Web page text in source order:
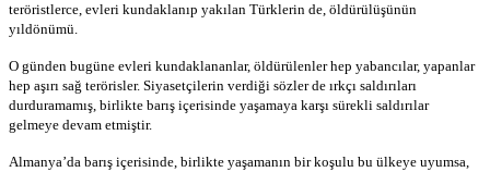
teröristlerce, evleri kundaklanıp yakılan Türklerin de, öldürülüşünün
yıldönümü.
O günden bugüne evleri kundaklananlar, öldürülenler hep yabancılar, yapanlar
hep aşırı sağ terörisler. Siyasetçilerin verdiği sözler de ırkçı saldırıları
durduramamış, birlikte barış içerisinde yaşamaya karşı sürekli saldırılar
gelmeye devam etmiştir.
Almanya’da barış içerisinde, birlikte yaşamanın bir koşulu bu ülkeye uyumsa,